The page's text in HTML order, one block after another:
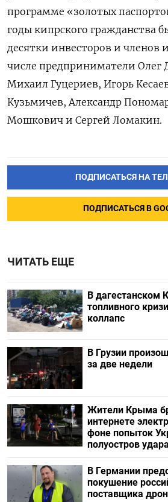
программе «золотых
годы кипрского гражданства
десятки инвесторов и членов
числе предприниматели Олег
Михаил Гуцериев, Игорь
Кузьмичев, Александр
Мошкович и Сергей Ломакин.
ПОДПИСАТЬСЯ НА
ПОДПИСАТЬСЯ В
ЧИТАТЬ ЕЩЕ
В дагестанском
топливного
коллапс
В Грузии
за две недели
Жители Крыма
интернете
фоне попыток
полуостров
В Германии
покушение
поставщика